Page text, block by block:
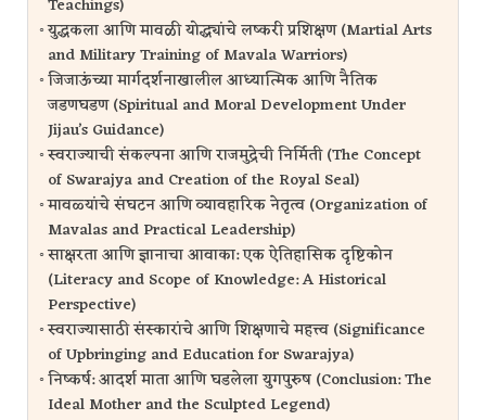
युद्धकला आणि मावळी योद्ध्यांचे लष्करी प्रशिक्षण (Martial Arts
and Military Training of Mavala Warriors)
जिजाऊंच्या मार्गदर्शनाखालील आध्यात्मिक आणि नैतिक
जडणघडण (Spiritual and Moral Development Under
Jijau’s Guidance)
स्वराज्याची संकल्पना आणि राजमुद्रेची निर्मिती (The Concept
of Swarajya and Creation of the Royal Seal)
मावळ्यांचे संघटन आणि व्यावहारिक नेतृत्व (Organization of
Mavalas and Practical Leadership)
साक्षरता आणि ज्ञानाचा आवाका: एक ऐतिहासिक दृष्टिकोन
(Literacy and Scope of Knowledge: A Historical
Perspective)
स्वराज्यासाठी संस्कारांचे आणि शिक्षणाचे महत्त्व (Significance
of Upbringing and Education for Swarajya)
निष्कर्ष: आदर्श माता आणि घडलेला युगपुरुष (Conclusion: The
Ideal Mother and the Sculpted Legend)